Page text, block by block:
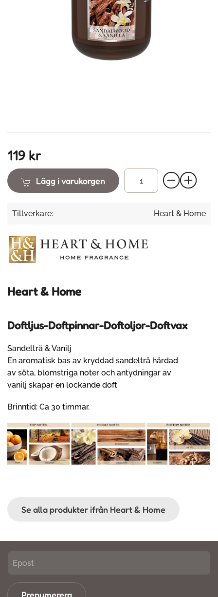
119 kr
Lägg i varukorgen
Tillverkare: Heart & Home
Heart & Home
Doftljus-Doftpinnar-Doftoljor-Doftvax
Sandelträ & Vanilj
En aromatisk bas av kryddad sandelträ härdad
av söta, blomstriga noter och antydningar av
vanilj skapar en lockande doft
Brinntid: Ca 30 timmar.
Se alla produkter ifrån Heart & Home
Prenumerera